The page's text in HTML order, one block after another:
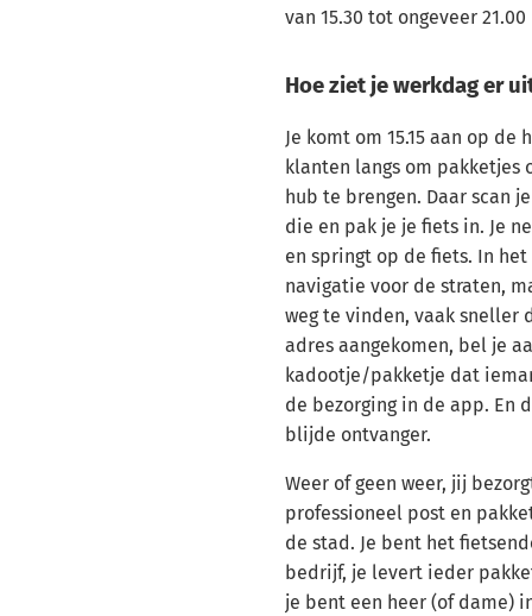
van 15.30 tot ongeveer 21.00
Hoe ziet je werkdag er
Je komt om 15.15 aan op de
klanten langs om pakketjes
hub te brengen. Daar scan
die en pak je je fiets in. Je
en springt op de fiets. In
navigatie voor de straten,
weg te vinden, vaak sneller
adres aangekomen, bel je
kadootje/pakketje dat
de bezorging in de app. En
blijde ontvanger.
Weer of geen weer, jij
professioneel post en
de stad. Je bent het
bedrijf, je levert ieder
je bent een heer (of dame)